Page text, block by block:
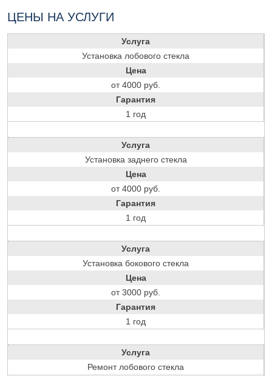
ЦЕНЫ НА УСЛУГИ
Услуга
Установка лобового стекла
Цена
от 4000 руб.
Гарантия
1 год
Услуга
Установка заднего стекла
Цена
от 4000 руб.
Гарантия
1 год
Услуга
Установка бокового стекла
Цена
от 3000 руб.
Гарантия
1 год
Услуга
Ремонт лобового стекла